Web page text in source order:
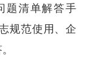
清单解答手
规范使用、企